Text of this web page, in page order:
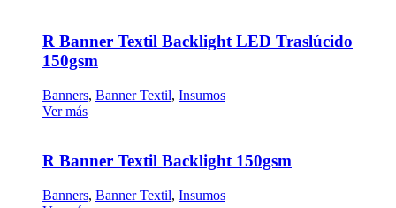
R Banner Textil Backlight LED Traslúcido
150gsm
Banners, Banner Textil, Insumos
Ver más
R Banner Textil Backlight 150gsm
Banners, Banner Textil, Insumos